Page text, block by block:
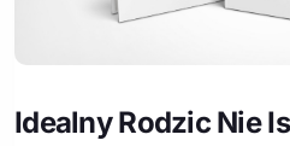
Idealny Rodzic Nie